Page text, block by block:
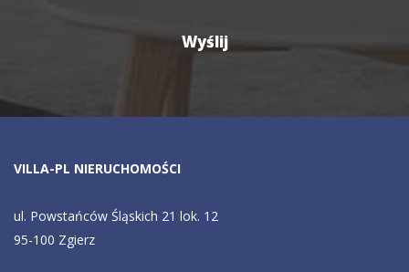
VILLA-PL NIERUCHOMOŚCI
ul. Powstańców Śląskich 21 lok. 12
95-100 Zgierz